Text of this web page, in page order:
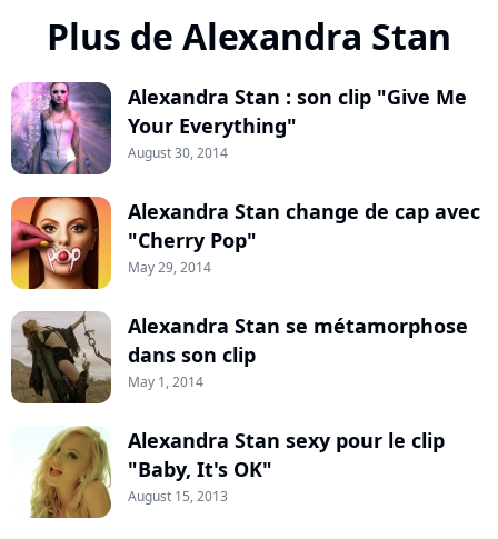
Plus de Alexandra Stan
Alexandra Stan : son clip "Give Me
Your Everything"
August 30, 2014
Alexandra Stan change de cap avec
"Cherry Pop"
May 29, 2014
Alexandra Stan se métamorphose
dans son clip
May 1, 2014
Alexandra Stan sexy pour le clip
"Baby, It's OK"
August 15, 2013